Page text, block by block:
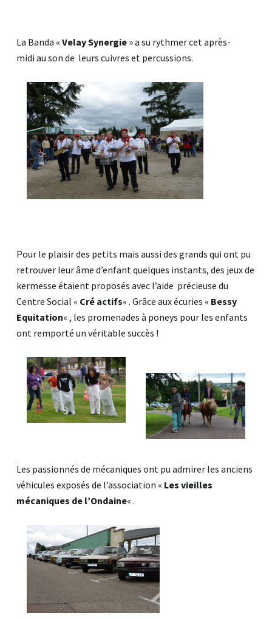
La Banda « Velay Synergie» a su rythmer cet après-
midi au son de leurs cuivres et percussions.
Pour le plaisir des petits mais aussi des grands qui ont pu
retrouver leur âme d’enfant quelques instants, des jeux de
kermesse étaient proposés avec l’aide précieuse du
Centre Social « Cré actifs« . Grâce aux écuries « Bessy
Equitation« , les promenades à poneys pour les enfants
ont remporté un véritable succès !
Les passionnés de mécaniques ont pu admirer les anciens
véhicules exposés de l’association « Les vieilles
mécaniques de l’Ondaine« .